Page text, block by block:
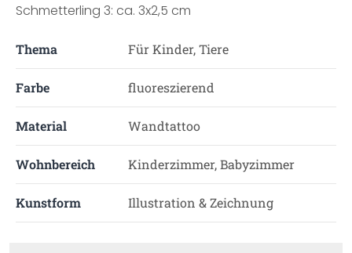
Schmetterling 3: ca. 3x2,5 cm
Thema Für Kinder, Tiere
Farbe fluoreszierend
Material Wandtattoo
Wohnbereich Kinderzimmer, Babyzimmer
Kunstform Illustration & Zeichnung